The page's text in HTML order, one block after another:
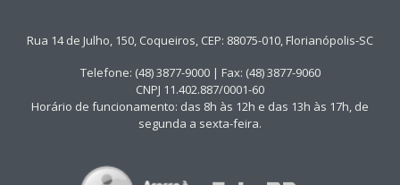
Rua 14 de Julho, 150, Coqueiros, CEP: 88075-010, Florianópolis-SC
Telefone: (48) 3877-9000 | Fax: (48) 3877-9060
CNPJ 11.402.887/0001-60
Horário de funcionamento: das 8h às 12h e das 13h às 17h, de
segunda a sexta-feira.